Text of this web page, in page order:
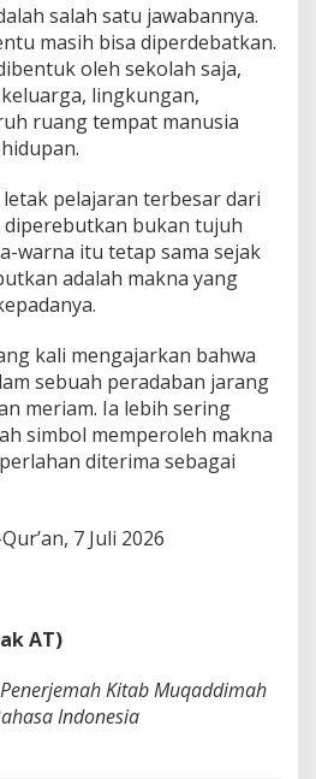
salah satu jawabannya.
masih bisa diperdebatkan.
oleh sekolah saja,
lingkungan,
ruang tempat manusia
pelajaran terbesar dari
diperebutkan bukan tujuh
warna itu tetap sama sejak
adalah makna yang
kali mengajarkan bahwa
sebuah peradaban jarang
meriam. Ia lebih sering
simbol memperoleh makna
diterima sebagai
7 Juli 2026
AT)
Kitab Muqaddimah
Indonesia